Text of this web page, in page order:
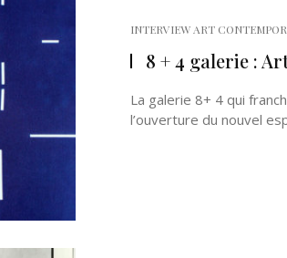
INTERVIEW ART
8 + 4 galerie :
La galerie 8+ 4 qui
l’ouverture du nouvel